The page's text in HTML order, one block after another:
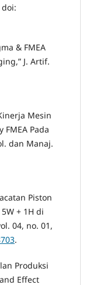
doi:
& FMEA
J. Artif.
Mesin
Pada
dan Manaj.
Piston
+ 1H di
04, no. 01,
.
Produksi
Effect